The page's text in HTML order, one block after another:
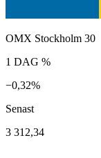
OMX Stockholm 30
1 DAG %
−0,32%
Senast
3 312,34